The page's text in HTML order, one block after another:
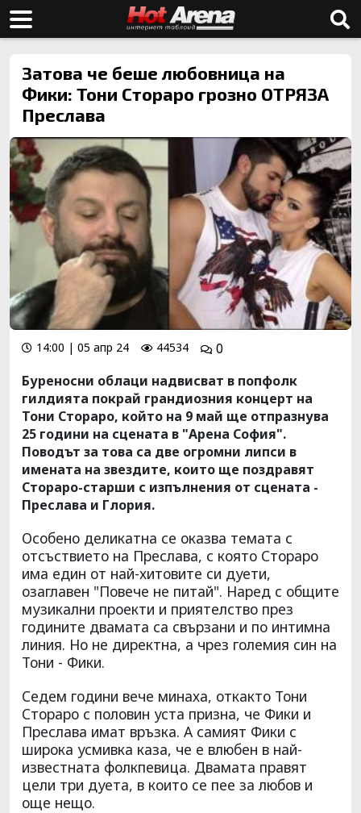
Затова че беше любовница на
Фики: Тони Стораро грозно ОТРЯЗА
Преслава
14:00 | 05 апр 24 44534
0
Буреносни облаци надвисват в попфолк
гилдията покрай грандиозния концерт на
Тони Стораро, който на 9 май ще отпразнува
25 години на сцената в "Арена София".
Поводът за това са две огромни липси в
имената на звездите, които ще поздравят
Стораро-старши с изпълнения от сцената -
Преслава и Глория.
Особено деликатна се оказва темата с
отсъствието на Преслава, с която Стораро
има един от най-хитовите си дуети,
озаглавен "Повече не питай". Наред с общите
музикални проекти и приятелство през
годините двамата са свързани и по интимна
линия. Но не директна, а чрез големия син на
Тони - Фики.
Седем години вече минаха, откакто Тони
Стораро с половин уста призна, че Фики и
Преслава имат връзка. А самият Фики с
широка усмивка каза, че е влюбен в най-
известната фолкпевица. Двамата правят
цели три дуета, в които се пее за любов и
още нещо.